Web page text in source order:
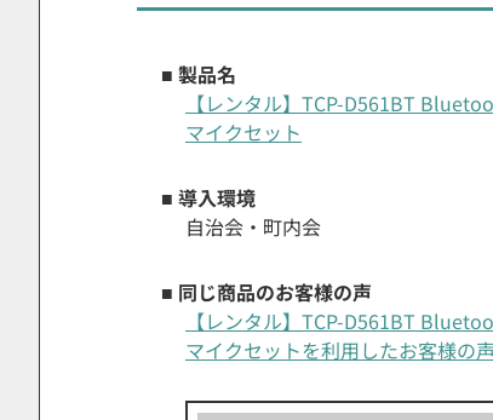
■ 製品名
【レンタル】TCP-D561BT
マイクセット
■ 導入環境
自治会・町内会
■ 同じ商品のお客様の声
【レンタル】TCP-D561BT
マイクセットを利用したお客様の声